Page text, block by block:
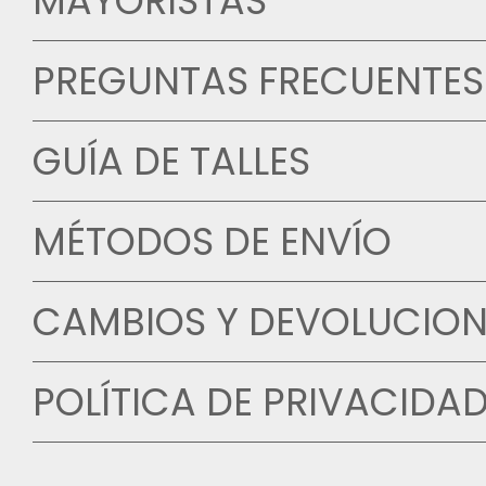
PREGUNTAS FRECUENTES
GUÍA DE TALLES
MÉTODOS DE ENVÍO
CAMBIOS Y
POLÍTICA DE